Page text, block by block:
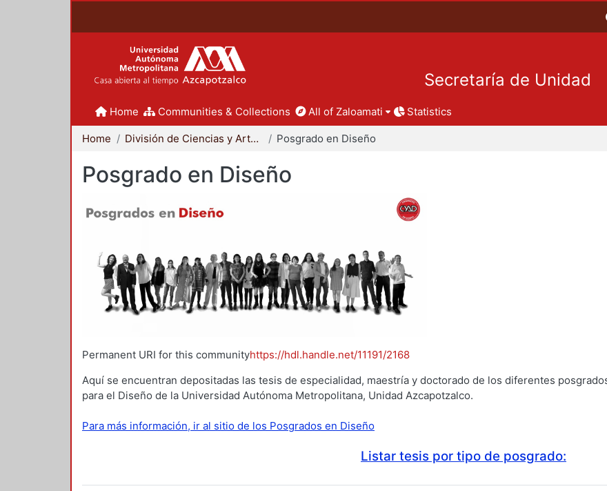
Secretaría de Unidad
Home Communities & Collections All of Zaloamati Statistics
Home División de Ciencias y Artes para el Diseño Posgrado en Diseño
Posgrado en Diseño
Permanent URI for this communityhttps://hdl.handle.net/11191/2168
Aquí se encuentran depositadas las tesis de especialidad, maestría y doctorado de los diferentes
para el Diseño de la Universidad Autónoma Metropolitana, Unidad Azcapotzalco.
Para más información, ir al sitio de los Posgrados en Diseño
Listar tesis por tipo de posgrado: